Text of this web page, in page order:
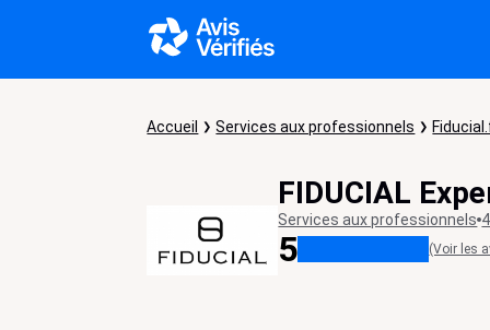
Accueil Services aux professionnels
FIDUCIAL
Services aux professionnels
5 (Voir les